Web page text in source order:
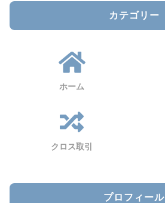
カテゴリー
ホーム
クロス取引
プロフィール